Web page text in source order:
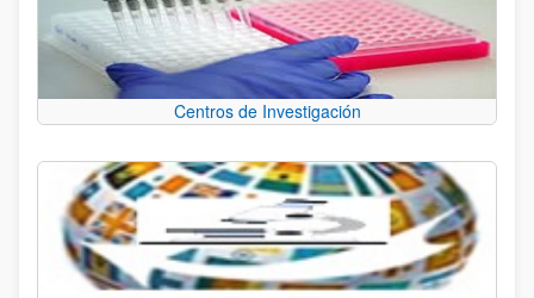
Centros de Investigación